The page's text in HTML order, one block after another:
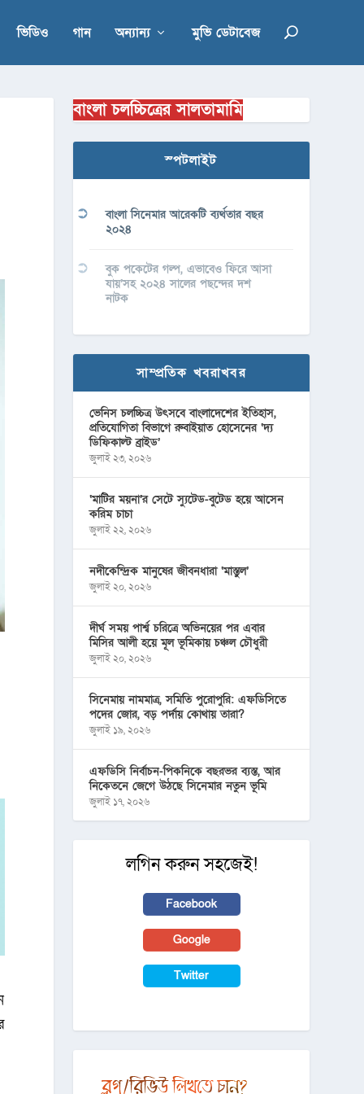
ভিডিও গান অন্যান্য মুভি ডেটাবেজ
বাংলা চলচ্চিত্রের সালতামামি
স্পটলাইট
বাংলা সিনেমার আরেকটি ব্যর্থতার বছর
২০২৪
বুক পকেটের গল্প, এভাবেও ফিরে আসা
যায়’সহ ২০২৪ সালের পছন্দের দশ
নাটক
সাম্প্রতিক খবরাখবর
ভেনিস চলচ্চিত্র উৎসবে বাংলাদেশের ইতিহাস,
প্রতিযোগিতা বিভাগে রুবাইয়াত হোসেনের ‘দ্য
ডিফিকাল্ট ব্রাইড’
জুলাই ২৩, ২০২৬
‘মাটির ময়না’র সেটে স্যুটেড-বুটেড হয়ে আসেন
করিম চাচা
জুলাই ২২, ২০২৬
নদীকেন্দ্রিক মানুষের জীবনধারা ‘মাস্তুল’
জুলাই ২০, ২০২৬
দীর্ঘ সময় পার্শ্ব চরিত্রে অভিনয়ের পর এবার
মিসির আলী হয়ে মূল ভূমিকায় চঞ্চল চৌধুরী
জুলাই ২০, ২০২৬
সিনেমায় নামমাত্র, সমিতি পুরোপুরি: এফডিসিতে
পদের জোর, বড় পর্দায় কোথায় তারা?
জুলাই ১৯, ২০২৬
এফডিসি নির্বাচন-পিকনিকে বছরভর ব্যস্ত, আর
নিকেতনে জেগে উঠছে সিনেমার নতুন ভূমি
জুলাই ১৭, ২০২৬
লগিন করুন সহজেই!
Facebook
Google
Twitter